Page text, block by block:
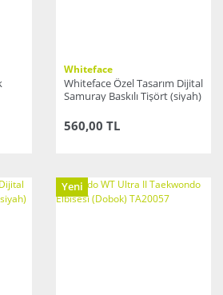
Whiteface
Whiteface Özel Tasarım Dijital
Samuray Baskılı Tişört (siyah)
560,00 TL
Yeni